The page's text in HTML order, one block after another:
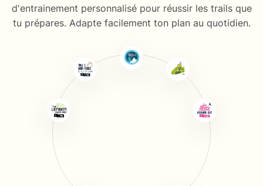
d'entrainement personnalisé pour réussir les trails que
tu prépares. Adapte facilement ton plan au quotidien.